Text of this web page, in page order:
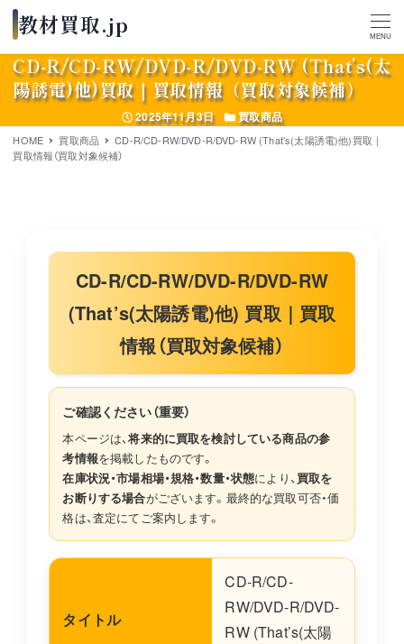
MENU
CD-R/CD-RW/DVD-R/DVD-RW (That’s(太
陽誘電)他)買取｜買取情報（買取対象候補）
投稿日
2025年11月3日 カテゴリー
買取商品
HOME 買取商品
CD-R/CD-RW/DVD-R/DVD-RW (That’s(太陽誘電)他)買取｜
買取情報（買取対象候補）
CD-R/CD-RW/DVD-R/DVD-RW
(That’s(太陽誘電)他) 買取｜買取
情報（買取対象候補）
ご確認ください（重要）
本ページは、将来的に買取を検討している商品の参
考情報を掲載したものです。
在庫状況・市場相場・規格・数量・状態により、買取を
お断りする場合がございます。最終的な買取可否・価
格は、査定にてご案内します。
タイトル
CD-R/CD-
RW/DVD-R/DVD-
RW (That’s(太陽